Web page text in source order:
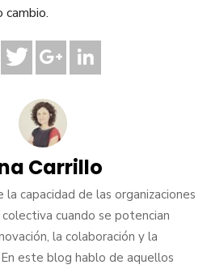
cambio.
Carrillo
la capacidad de las organizaciones
cuando se potencian
la colaboración y la
este blog hablo de aquellos